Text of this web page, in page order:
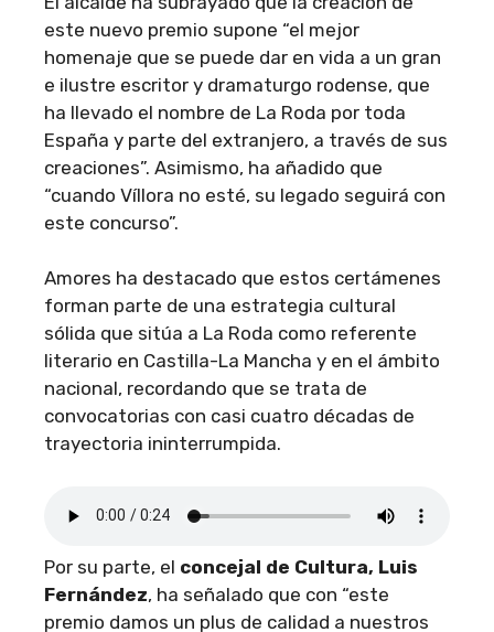
este nuevo premio supone “el mejor
homenaje que se puede dar en vida a un gran
e ilustre escritor y dramaturgo rodense, que
ha llevado el nombre de La Roda por toda
España y parte del extranjero, a través de sus
creaciones”. Asimismo, ha añadido que
“cuando Víllora no esté, su legado seguirá con
este concurso”.
Amores ha destacado que estos certámenes
forman parte de una estrategia cultural
sólida que sitúa a La Roda como referente
literario en Castilla-La Mancha y en el ámbito
nacional, recordando que se trata de
convocatorias con casi cuatro décadas de
trayectoria ininterrumpida.
Por su parte, el concejal de Cultura, Luis
Fernández, ha señalado que con “este
premio damos un plus de calidad a nuestros